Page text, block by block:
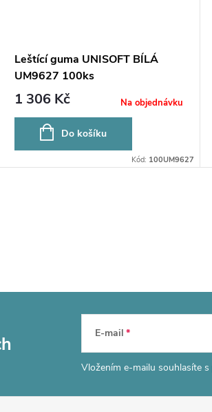
Leštící guma UNISOFT BÍLÁ
UM9627 100ks
1 306 Kč Na objednávku
Do košíku
Kód: 100UM9627
E-mail
Vložením e-mailu souhlasíte s